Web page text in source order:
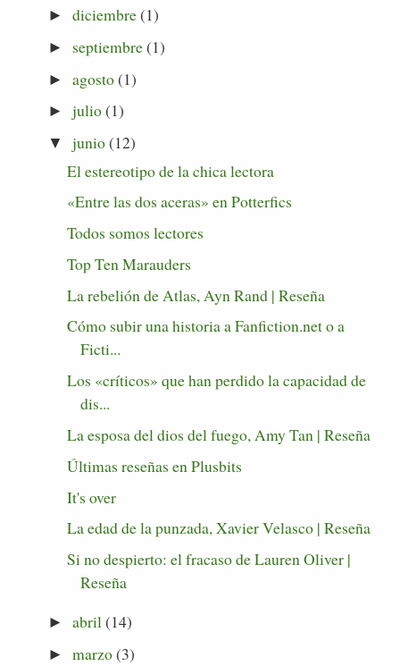
► diciembre(1)
► septiembre(1)
► agosto(1)
► julio(1)
▼ junio(12)
El estereotipo de la chica lectora
«Entre las dos aceras» en Potterfics
Todos somos lectores
Top Ten Marauders
La rebelión de Atlas, Ayn Rand | Reseña
Cómo subir una historia a Fanfiction.net o a
Ficti...
Los «críticos» que han perdido la capacidad de
dis...
La esposa del dios del fuego, Amy Tan | Reseña
Últimas reseñas en Plusbits
It's over
La edad de la punzada, Xavier Velasco | Reseña
Si no despierto: el fracaso de Lauren Oliver |
Reseña
► abril (14)
► marzo(3)